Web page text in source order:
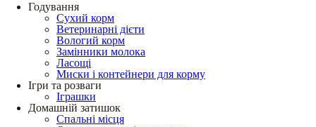
Годування
Сухий корм
Ветеринарні дієти
Вологий корм
Замінники молока
Ласощі
Миски і контейнери для корму
Ігри та розваги
Іграшки
Домашній затишок
Спальні місця